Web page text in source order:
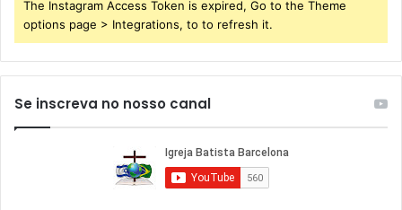
The Instagram Access Token is expired, Go to the Theme
options page > Integrations, to to refresh it.
Se inscreva no nosso canal